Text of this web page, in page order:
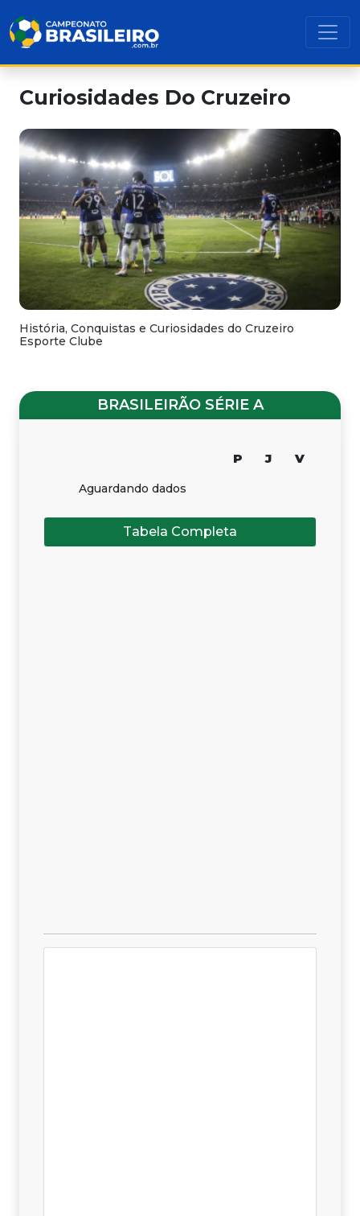
Curiosidades Do Cruzeiro
História, Conquistas e Curiosidades do Cruzeiro
Esporte Clube
BRASILEIRÃO SÉRIE A
P J V
Aguardando dados
Tabela Completa